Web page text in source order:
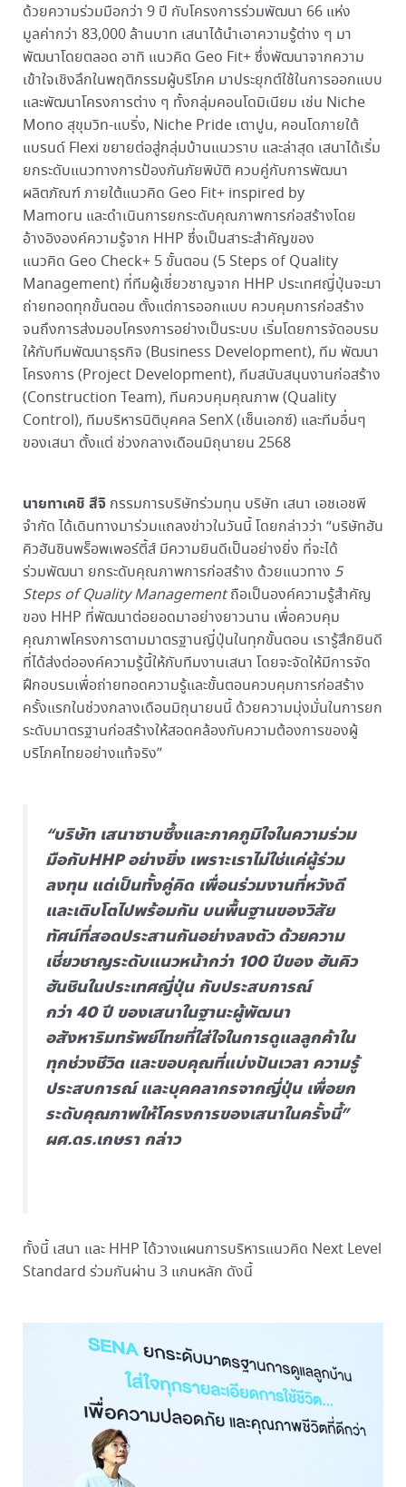
ด้วยความร่วมมือกว่า 9 ปี กับโครงการร่วมพัฒนา 66 แห่ง
มูลค่ากว่า 83,000 ล้านบาท เสนาได้นำเอาความรู้ต่าง ๆ มา
พัฒนาโดยตลอด อาทิ แนวคิด Geo Fit+ ซึ่งพัฒนาจากความ
เข้าใจเชิงลึกในพฤติกรรมผู้บริโภค มาประยุกต์ใช้ในการออกแบบ
และพัฒนาโครงการต่าง ๆ ทั้งกลุ่มคอนโดมิเนียม เช่น Niche
Mono สุขุมวิท-แบริ่ง, Niche Pride เตาปูน, คอนโดภายใต้
แบรนด์ Flexi ขยายต่อสู่กลุ่มบ้านแนวราบ และล่าสุด เสนาได้เริ่ม
ยกระดับแนวทางการป้องกันภัยพิบัติ ควบคู่กับการพัฒนา
ผลิตภัณฑ์ ภายใต้แนวคิด Geo Fit+ inspired by
Mamoru และดำเนินการยกระดับคุณภาพการก่อสร้างโดย
อ้างอิงองค์ความรู้จาก HHP ซึ่งเป็นสาระสำคัญของ
แนวคิด Geo Check+ 5 ขั้นตอน (5 Steps of Quality
Management) ที่ทีมผู้เชี่ยวชาญจาก HHP ประเทศญี่ปุ่นจะมา
ถ่ายทอดทุกขั้นตอน ตั้งแต่การออกแบบ ควบคุมการก่อสร้าง
จนถึงการส่งมอบโครงการอย่างเป็นระบบ เริ่มโดยการจัดอบรม
ให้กับทีมพัฒนาธุรกิจ (Business Development), ทีม พัฒนา
โครงการ (Project Development), ทีมสนับสนุนงานก่อสร้าง
(Construction Team), ทีมควบคุมคุณภาพ (Quality
Control), ทีมบริหารนิติบุคคล SenX (เซ็นเอกซ์) และทีมอื่นๆ
ของเสนา ตั้งแต่ ช่วงกลางเดือนมิถุนายน 2568
นายทาเคชิ สึจิ กรรมการบริษัทร่วมทุน บริษัท เสนา เอชเอชพี
จำกัด ได้เดินทางมาร่วมแถลงข่าวในวันนี้ โดยกล่าวว่า “บริษัทฮัน
คิวฮันชินพร็อพเพอร์ตี้ส์ มีความยินดีเป็นอย่างยิ่ง ที่จะได้
ร่วมพัฒนา ยกระดับคุณภาพการก่อสร้าง ด้วยแนวทาง 5
Steps of Quality Managementถือเป็นองค์ความรู้สำคัญ
ของ HHP ที่พัฒนาต่อยอดมาอย่างยาวนาน เพื่อควบคุม
คุณภาพโครงการตามมาตรฐานญี่ปุ่นในทุกขั้นตอน เรารู้สึกยินดี
ที่ได้ส่งต่อองค์ความรู้นี้ให้กับทีมงานเสนา โดยจะจัดให้มีการจัด
ฝึกอบรมเพื่อถ่ายทอดความรู้และขั้นตอนควบคุมการก่อสร้าง
ครั้งแรกในช่วงกลางเดือนมิถุนายนนี้ ด้วยความมุ่งมั่นในการยก
ระดับมาตรฐานก่อสร้างให้สอดคล้องกับความต้องการของผู้
บริโภคไทยอย่างแท้จริง”
“บริษัท เสนาซาบซึ้งและภาคภูมิใจในความร่วม
มือกับHHP อย่างยิ่ง เพราะเราไม่ใช่แค่ผู้ร่วม
ลงทุน แต่เป็นทั้งคู่คิด เพื่อนร่วมงานที่หวังดี
และเติบโตไปพร้อมกัน บนพื้นฐานของวิสัย
ทัศน์ที่สอดประสานกันอย่างลงตัว ด้วยความ
เชี่ยวชาญระดับแนวหน้ากว่า 100 ปีของ ฮันคิว
ฮันชินในประเทศญี่ปุ่น กับประสบการณ์
กว่า 40 ปี ของเสนาในฐานะผู้พัฒนา
อสังหาริมทรัพย์ไทยที่ใส่ใจในการดูแลลูกค้าใน
ทุกช่วงชีวิต และขอบคุณที่แบ่งปันเวลา ความรู้
ประสบการณ์ และบุคคลากรจากญี่ปุ่น เพื่อยก
ระดับคุณภาพให้โครงการของเสนาในครั้งนี้”
ผศ.ดร.เกษรา กล่าว
ทั้งนี้ เสนา และ HHP ได้วางแผนการบริหารแนวคิด Next Level
Standard ร่วมกันผ่าน 3 แกนหลัก ดังนี้